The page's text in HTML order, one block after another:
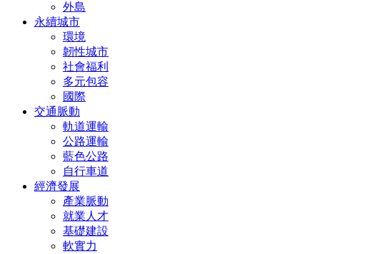
外島
永續城市
環境
韌性城市
社會福利
多元包容
國際
交通脈動
軌道運輸
公路運輸
藍色公路
自行車道
經濟發展
產業脈動
就業人才
基礎建設
軟實力